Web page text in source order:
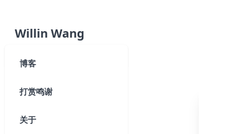
博客
打赏鸣谢
关于
Willin Wang